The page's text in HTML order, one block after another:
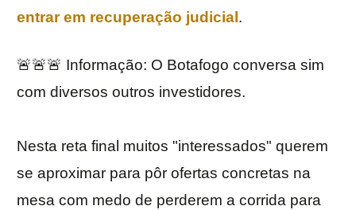
entrar em recuperação judicial .
🚨🚨🚨 Informação: O Botafogo conversa sim
com diversos outros investidores.
Nesta reta final muitos "interessados" querem
se aproximar para pôr ofertas concretas na
mesa com medo de perderem a corrida para